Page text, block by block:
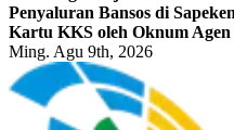
Penyaluran Bansos di
Kartu KKS oleh Oknum Agen
Ming. Agu 9th, 2026